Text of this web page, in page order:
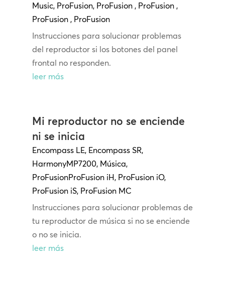
Music, ProFusion, ProFusion , ProFusion ,
ProFusion , ProFusion
Instrucciones para solucionar problemas
del reproductor si los botones del panel
frontal no responden.
leer más
Mi reproductor no se enciende
ni se inicia
Encompass LE, Encompass SR,
HarmonyMP7200, Música,
ProFusionProFusion iH, ProFusion iO,
ProFusion iS, ProFusion MC
Instrucciones para solucionar problemas de
tu reproductor de música si no se enciende
o no se inicia.
leer más